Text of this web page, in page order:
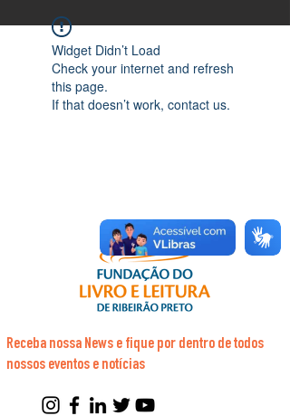
Widget Didn’t Load
Check your internet and refresh
this page.
If that doesn’t work, contact us.
Receba nossa News e fique por dentro de todos
nossos eventos e notícias